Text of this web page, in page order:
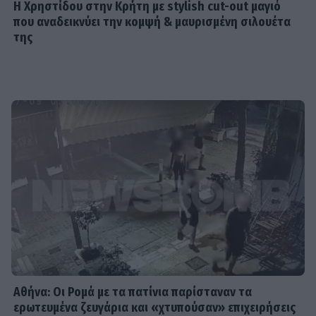
GOSSIP SPECIALS
Σας μοιάζει η Σμαράγδα Καρύδη για
57 ετών; Και όμως! Τόσα κεράκια θα
Καλομοίρα: «Όταν κάνω δίαιτα, το
πρώτο πράγμα που κάνω...» - Δες
μοιράστηκε
Κανακαρά: Τι σημαίνει ο τίτλος της
νέας σειράς του Mega - Το ιδιαίτερο
έθιμο της Καρπάθου
Η Χρηστίδου στην Κρήτη με stylish cut-out μαγιό
που αναδεικνύει την κομψή & μαυρισμένη σιλουέτα
της
Αθήνα: Οι Ρομά με τα πατίνια παρίσταναν τα
ερωτευμένα ζευγάρια και «χτυπούσαν» επιχειρήσεις